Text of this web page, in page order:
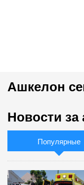
Ашкелон
Новости за
Популярные